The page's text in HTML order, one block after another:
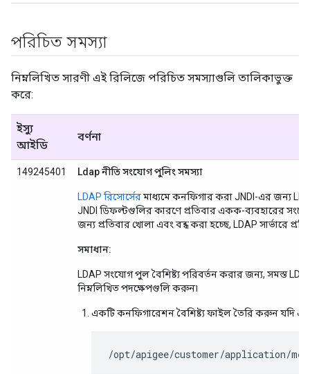
পরিচিত সমস্যা
নিম্নলিখিত সারণী এই রিলিজে পরিচিত সমস্যাগুলি তালিকাভুক্ত
করে:
ইস্যু
আইডি
বর্ণনা
149245401 Ldap নীতি সংযোগ পুলিং সমস্যা
LDAP রিসোর্সেরমাধ্যমে কনফিগার করা JNDI-এর জন্য
JNDI ডিফল্টগুলির কারণে প্রতিবার একক-ব্যবহারের
জন্য প্রতিবার খোলা এবং বন্ধ করা হচ্ছে, LDAP সার্ভারে
সমাধান:
LDAP সংযোগ পুল বৈশিষ্ট্য পরিবর্তন করার জন্য, সমস্ত
নিম্নলিখিত পদক্ষেপগুলি করুন৷
একটি কনফিগারেশন বৈশিষ্ট্য ফাইল তৈরি করুন যদি এটি
/opt/apigee/customer/application/